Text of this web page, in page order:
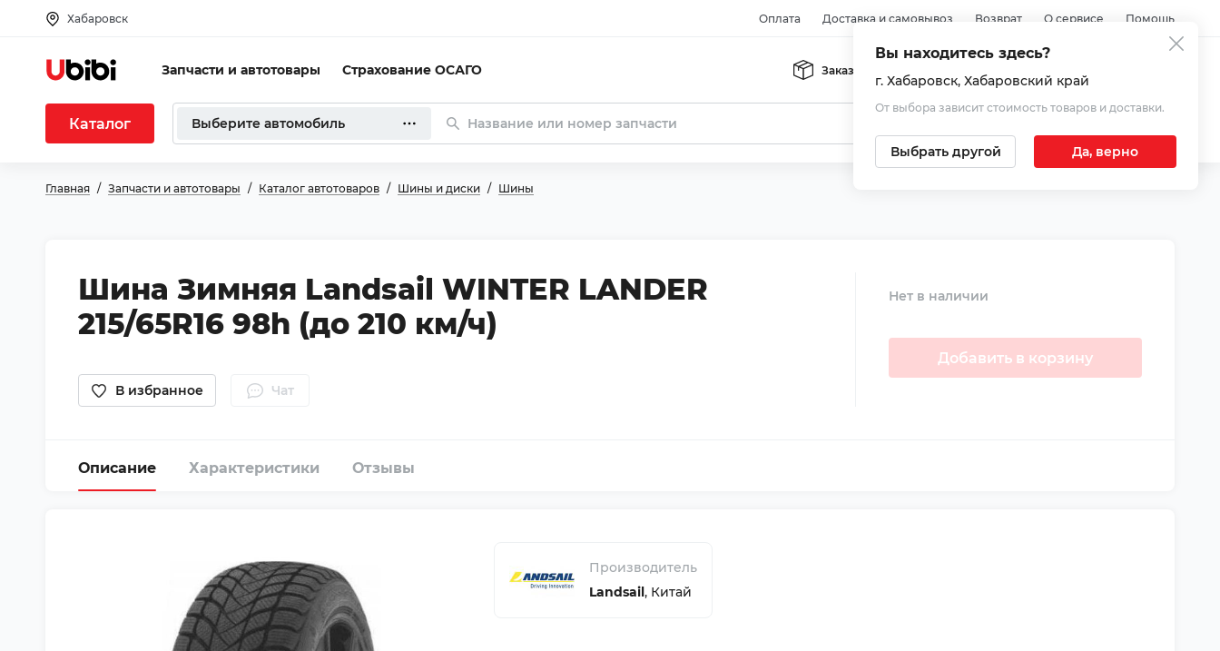
Хабаровск Оплата Доставка и самовывоз Возврат О сервисе Помощь
Запчасти и автотовары Страхование ОСАГО Заказы
Каталог Выберите автомобиль
Главная Запчасти и автотовары Каталог автотоваров Шины и диски Шины
Шина Зимняя Landsail WINTER LANDER
215/65R16 98h (до 210 км/ч)
В избранное Чат
Нет в наличии
Добавить в корзину
Описание Характеристики Отзывы
Производитель
Landsail, Китай
Вы находитесь здесь?
г. Хабаровск, Хабаровский край
От выбора зависит стоимость товаров и доставки.
Выбрать другой Да, верно